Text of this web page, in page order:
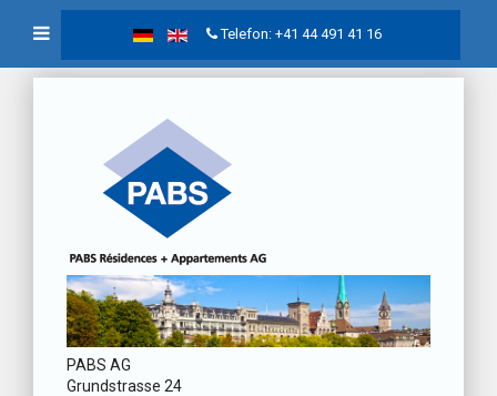
Telefon: +41 44 491 41 16
PABS AG
Grundstrasse 24